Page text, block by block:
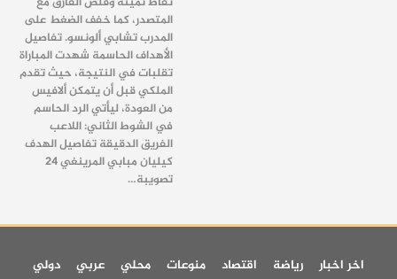
المتصدر، كما خفف الضغط على
المدرب تشابي ألونسو. تفاصيل
الأهداف الحاسمة شهدت المباراة
تقلبات في النتيجة، حيث تقدم
الملكي قبل أن يتمكن ألافيس
من العودة، ليأتي الرد الحاسم
في الشوط الثاني: اللاعب
الفريق الدقيقة تفاصيل الهدف
كيليان مبابي المرينغي 24
تصويبة…
اخر اخبار رياضة اقتصاد منوعات محلي عربي دولي